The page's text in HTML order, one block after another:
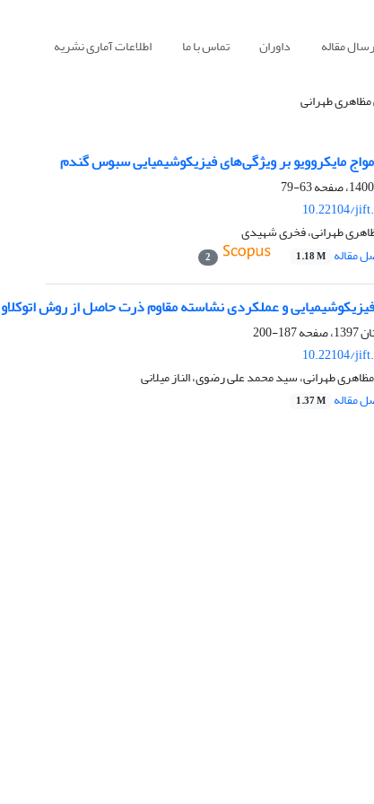
مقاله داوران تماس با ما اطلاعات آماری نشریه
طهرانی
مایکروویو بر ویژگی‌های فیزیکوشیمیایی سبوس گندم
63-79
10.22104/
طهرانی، فخری شهیدی
مقاله 1.18 M
2
و عملکردی نشاسته مقاوم ذرت حاصل از روش اتوکلاو
187-200
10.22104/
طهرانی، سید محمد علی رضوی، الناز میلانی
مقاله 1.37 M